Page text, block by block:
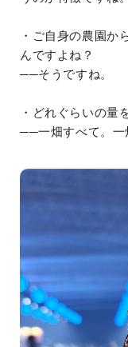
・ご自身の農園か
んですよね？
──そうですね。
・どれぐらいの量
──一畑すべて。一